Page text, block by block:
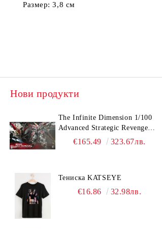
Размер: 3,8 см
Нови продукти
The Infinite Dimension 1/100
Advanced Strategic Revenge
Titan RT-002 Nemesis
€165.49 323.67лв.
Тениска KATSEYE
€16.86 32.98лв.